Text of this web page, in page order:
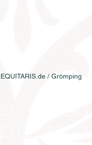
/ Grömping